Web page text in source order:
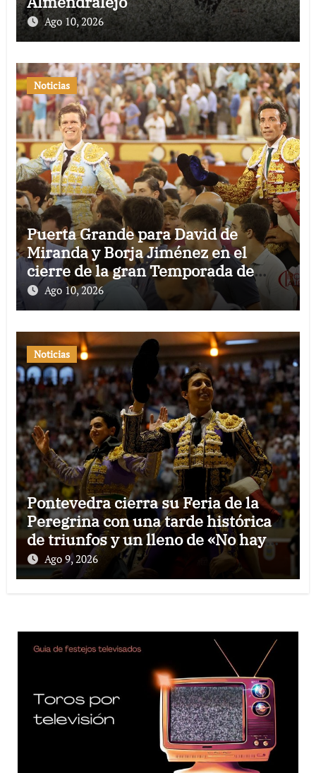
Ago 10, 2026
Noticias
Puerta Grande para David de
Miranda y Borja Jiménez en el
cierre de la gran Temporada de
Verano de El Puerto
Ago 10, 2026
Noticias
Pontevedra cierra su Feria de la
Peregrina con una tarde histórica
de triunfos y un lleno de «No hay
billetes»
Ago 9, 2026